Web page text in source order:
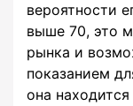
вероятности
выше 70, это
рынка и
показанием
она